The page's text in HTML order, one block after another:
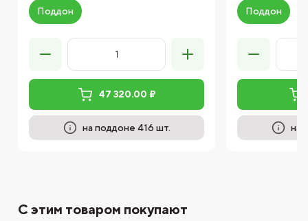
Поддон
47 320.00 ₽
на поддоне 416 шт.
Поддон
на
С этим товаром покупают